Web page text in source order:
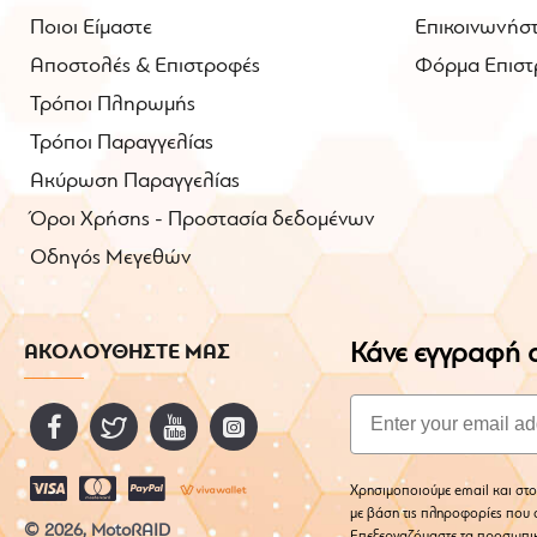
Ποιοι Είμαστε
Αποστολές & Επιστροφές
Τρόποι Πληρωμής
Τρόποι Παραγγελίας
Ακύρωση Παραγγελίας
Όροι Χρήσης - Προστασία δεδομένων
Οδηγός Μεγεθών
Φόρμα
ΑΚΟΛΟΥΘΗΣΤΕ ΜΑΣ
© 2026, MotoRAID
Κάνε εγγραφή
Email
Χρησιμοποιούμε email και
με βάση τις πληροφορίες που